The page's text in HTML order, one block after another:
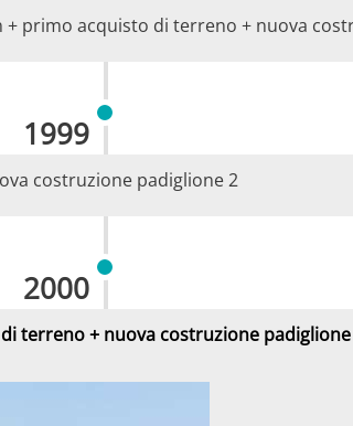
primo acquisto di terreno + nuova
1999
costruzione padiglione 2
2000
terreno + nuova costruzione padiglione